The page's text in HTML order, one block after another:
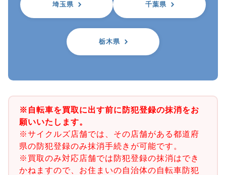
埼玉県 千葉県
栃木県
※自転車を買取に出す前に防犯登録の抹消をお
願いいたします。
※サイクルズ店舗では、その店舗がある都道府
県の防犯登録のみ抹消手続きが可能です。
※買取のみ対応店舗では防犯登録の抹消はでき
かねますので、お住まいの自治体の自転車防犯